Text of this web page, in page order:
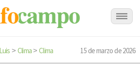
> Clima>Clima 15 de marzo de 2026